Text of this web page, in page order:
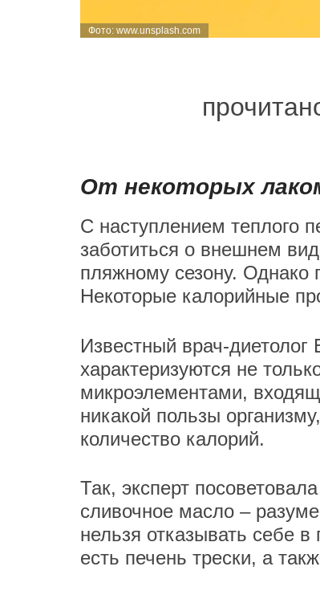
Фото: www.unsplash.com
От некоторых
С наступлением теплого
заботиться о внешнем
пляжному сезону. Однако
Некоторые калорийные
Известный врач-диетолог
характеризуются не
микроэлементами,
никакой пользы
количество калорий.
Так, эксперт
сливочное масло –
нельзя отказывать себе
есть печень трески, а